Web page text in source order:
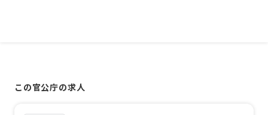
この官公庁の求人